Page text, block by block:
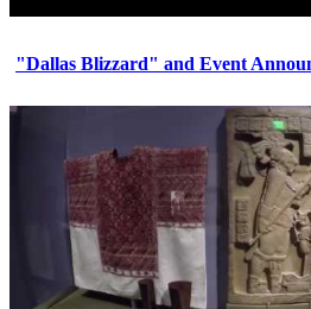
"Dallas Blizzard" and Event